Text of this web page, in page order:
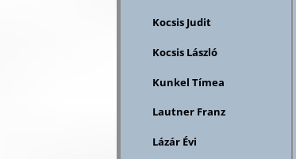
Kocsis Judit
Kocsis László
Kunkel Tímea
Lautner Franz
Lázár Évi